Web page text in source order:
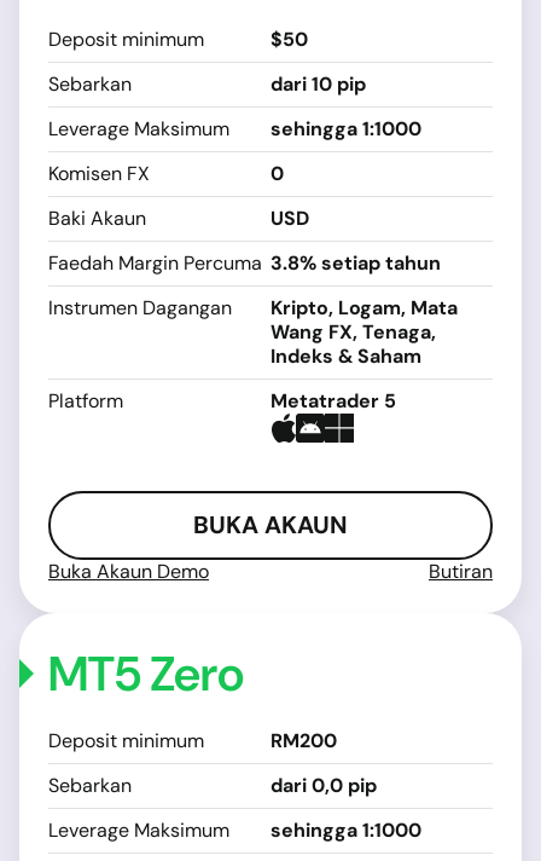
Deposit minimum
$50
Sebarkan
dari 10 pip
Leverage Maksimum
sehingga 1:1000
Komisen FX
0
Baki Akaun
USD
Faedah Margin Percuma 3.8% setiap tahun
Instrumen Dagangan
Kripto, Logam, Mata
Wang FX, Tenaga,
Indeks & Saham
Platform
Metatrader 5
BUKA AKAUN
Buka Akaun Demo Butiran
MT5 Zero
Deposit minimum
RM200
Sebarkan
dari 0,0 pip
Leverage Maksimum
sehingga 1:1000